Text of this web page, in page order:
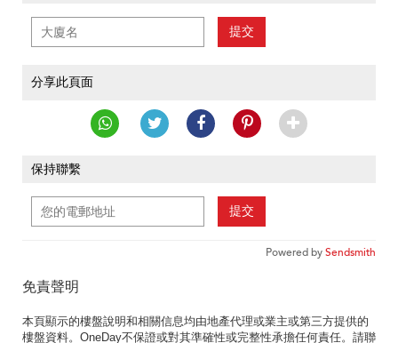
提交
分享此頁面
保持聯繫
提交
Powered bySendsmith
免責聲明
本頁顯示的樓盤說明和相關信息均由地產代理或業主或第三方提供的
樓盤資料。OneDay不保證或對其準確性或完整性承擔任何責任。請聯